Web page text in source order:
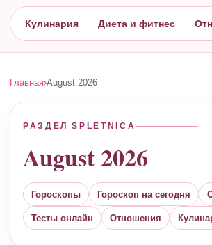
Кулинария Диета и фитнес
Главная›August 2026
РАЗДЕЛ SPLETNICA
August 2026
Гороскопы Гороскоп на сегодня
Тесты онлайн Отношения